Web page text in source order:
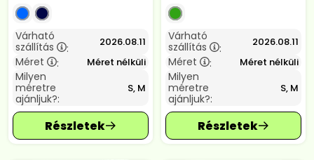
Várható
szállítás
: 2026.08.11
Méret : Méret nélküli
Milyen
méretre
ajánljuk?:
S, M
Várható
szállítás
: 2026.08.11
Méret : Méret nélküli
Milyen
méretre
ajánljuk?:
S, M